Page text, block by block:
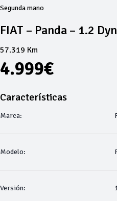
Segunda mano
FIAT – Panda – 1.2
57.319 Km
4.999€
Características
Marca:
Modelo:
Versión: